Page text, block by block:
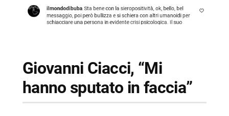
Giovanni Ciacci, “Mi
hanno sputato in faccia”